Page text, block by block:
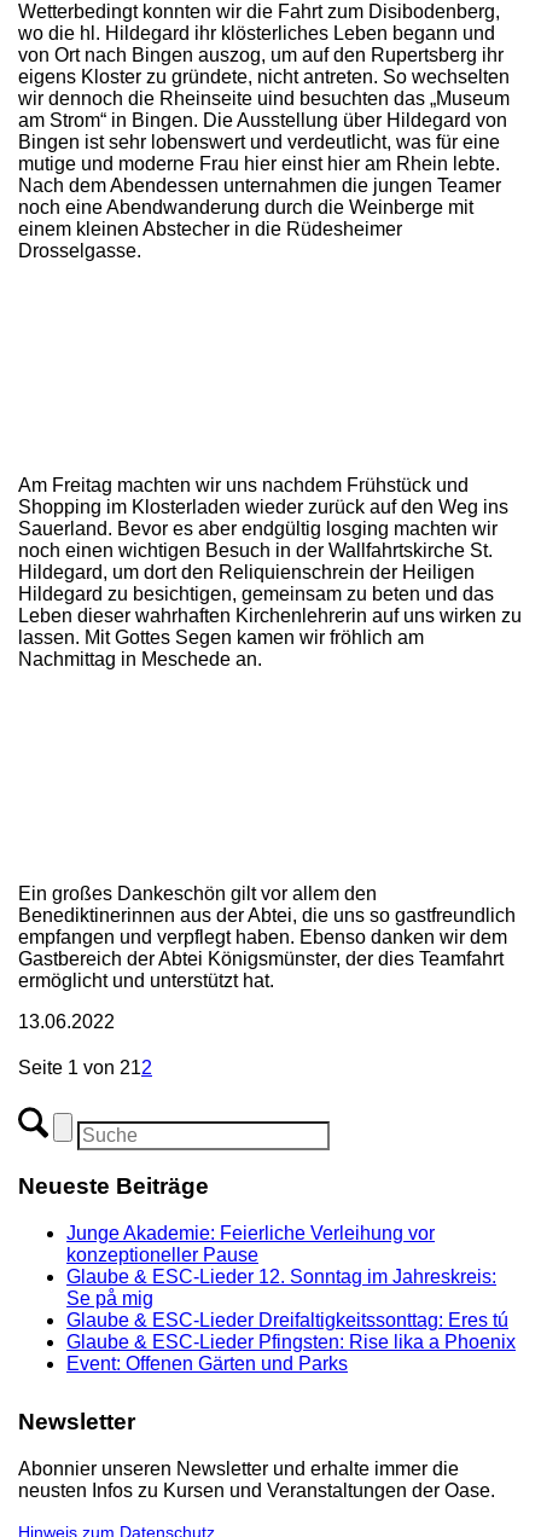
Wetterbedingt konnten wir die Fahrt zum Disibodenberg,
wo die hl. Hildegard ihr klösterliches Leben begann und
von Ort nach Bingen auszog, um auf den Rupertsberg ihr
eigens Kloster zu gründete, nicht antreten. So wechselten
wir dennoch die Rheinseite uind besuchten das „Museum
am Strom“ in Bingen. Die Ausstellung über Hildegard von
Bingen ist sehr lobenswert und verdeutlicht, was für eine
mutige und moderne Frau hier einst hier am Rhein lebte.
Nach dem Abendessen unternahmen die jungen Teamer
noch eine Abendwanderung durch die Weinberge mit
einem kleinen Abstecher in die Rüdesheimer
Drosselgasse.
Am Freitag machten wir uns nachdem Frühstück und
Shopping im Klosterladen wieder zurück auf den Weg ins
Sauerland. Bevor es aber endgültig losging machten wir
noch einen wichtigen Besuch in der Wallfahrtskirche St.
Hildegard, um dort den Reliquienschrein der Heiligen
Hildegard zu besichtigen, gemeinsam zu beten und das
Leben dieser wahrhaften Kirchenlehrerin auf uns wirken zu
lassen. Mit Gottes Segen kamen wir fröhlich am
Nachmittag in Meschede an.
Ein großes Dankeschön gilt vor allem den
Benediktinerinnen aus der Abtei, die uns so gastfreundlich
empfangen und verpflegt haben. Ebenso danken wir dem
Gastbereich der Abtei Königsmünster, der dies Teamfahrt
ermöglicht und unterstützt hat.
13.06.2022
Seite 1 von 212
Neueste Beiträge
Junge Akademie: Feierliche Verleihung vor
konzeptioneller Pause
Glaube & ESC-Lieder 12. Sonntag im Jahreskreis:
Se på mig
Glaube & ESC-Lieder Dreifaltigkeitssonttag: Eres tú
Glaube & ESC-Lieder Pfingsten: Rise lika a Phoenix
Event: Offenen Gärten und Parks
Newsletter
Abonnier unseren Newsletter und erhalte immer die
neusten Infos zu Kursen und Veranstaltungen der Oase.
Hinweis zum Datenschutz